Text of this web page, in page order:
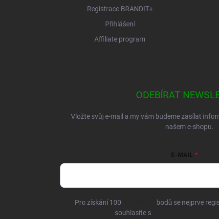
Registrace BRANDIT+
Přihlášení
Affiliate program
ODEBÍRAT
Vložte svůj e-mail a my vám budeme zasílat
našem e-shopu.
E-MAIL
Pro získání 100 bodů se nejprve
souhlasíte s